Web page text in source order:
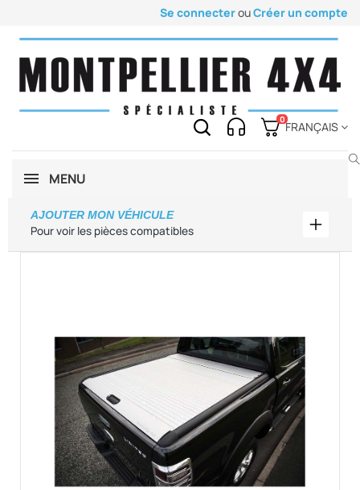
Se connecterouCréer un compte
0
FRANÇAIS
MENU
Pour voir les pièces compatibles
AJOUTER MON VÉHICULE